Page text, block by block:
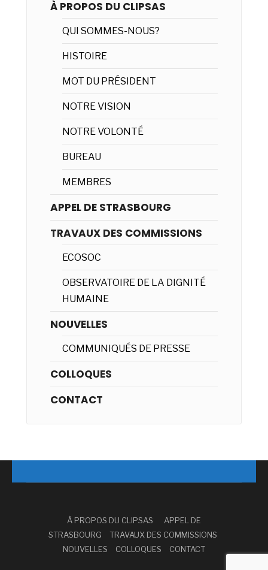
À PROPOS DU CLIPSAS
QUI SOMMES-NOUS?
HISTOIRE
MOT DU PRÉSIDENT
NOTRE VISION
NOTRE VOLONTÉ
BUREAU
MEMBRES
APPEL DE STRASBOURG
TRAVAUX DES COMMISSIONS
ECOSOC
OBSERVATOIRE DE LA DIGNITÉ
HUMAINE
NOUVELLES
COMMUNIQUÉS DE PRESSE
COLLOQUES
CONTACT
À PROPOS DU CLIPSAS
APPEL DE
STRASBOURG
TRAVAUX DES COMMISSIONS
NOUVELLES
COLLOQUES CONTACT